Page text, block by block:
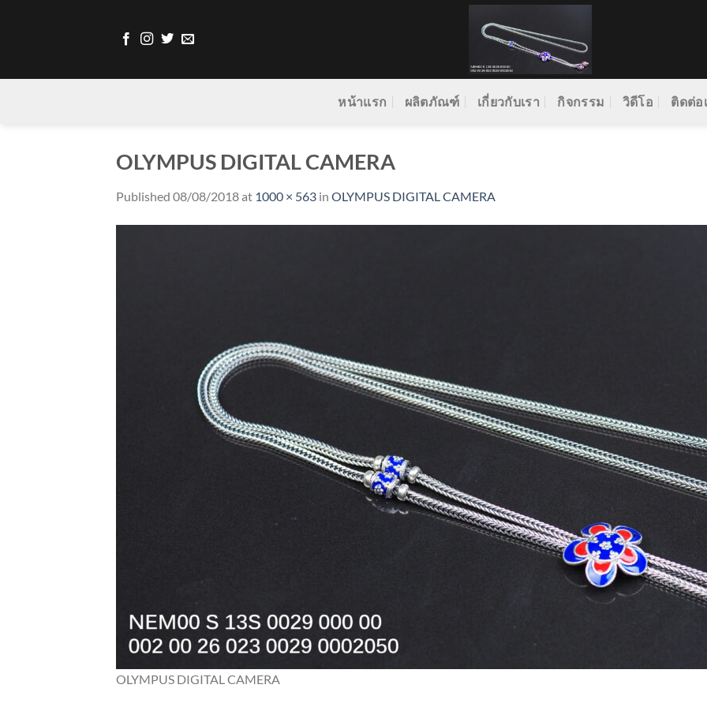
หน้าแรก ผลิตภัณฑ์ เกี่ยวกับเรา กิจกรรม วิดีโอ ติดต่อ
OLYMPUS DIGITAL CAMERA
Published 08/08/2018at 1000 × 563 in OLYMPUS DIGITAL CAMERA
OLYMPUS DIGITAL CAMERA